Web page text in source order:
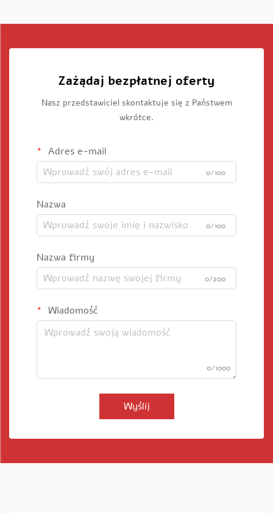
Zażądaj bezpłatnej oferty
Nasz przedstawiciel skontaktuje się z Państwem
wkrótce.
Adres e-mail
0/100
Nazwa
0/100
Nazwa firmy
0/200
Wiadomość
0/1000
Wyślij